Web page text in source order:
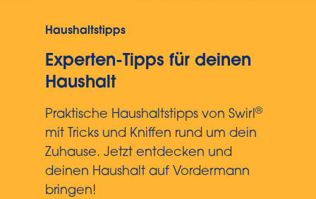
Haushaltstipps
Experten-Tipps für deinen
Haushalt
Praktische Haushaltstipps von Swirl®
mit Tricks und Kniffen rund um dein
Zuhause. Jetzt entdecken und
deinen Haushalt auf Vordermann
bringen!